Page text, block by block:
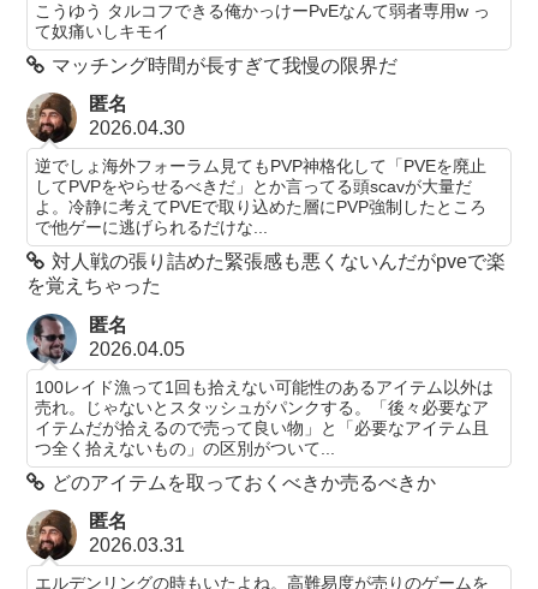
こうゆう タルコフできる俺かっけーPvEなんて弱者専用w っ
て奴痛いしキモイ
マッチング時間が長すぎて我慢の限界だ
匿名
2026.04.30
逆でしょ海外フォーラム見てもPVP神格化して「PVEを廃止
してPVPをやらせるべきだ」とか言ってる頭scavが大量だ
よ。冷静に考えてPVEで取り込めた層にPVP強制したところ
で他ゲーに逃げられるだけな...
対人戦の張り詰めた緊張感も悪くないんだがpveで楽
を覚えちゃった
匿名
2026.04.05
100レイド漁って1回も拾えない可能性のあるアイテム以外は
売れ。じゃないとスタッシュがパンクする。「後々必要なア
イテムだが拾えるので売って良い物」と「必要なアイテム且
つ全く拾えないもの」の区別がついて...
どのアイテムを取っておくべきか売るべきか
匿名
2026.03.31
エルデンリングの時もいたよね。高難易度が売りのゲームを